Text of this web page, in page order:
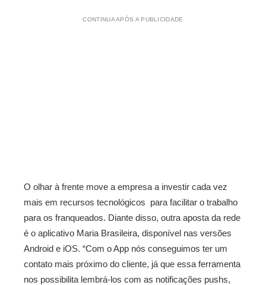
CONTINUA APÓS A PUBLICIDADE
O olhar à frente move a empresa a investir cada vez
mais em recursos tecnológicos para facilitar o trabalho
para os franqueados. Diante disso, outra aposta da rede
é o aplicativo Maria Brasileira, disponível nas versões
Android e iOS. “Com o App nós conseguimos ter um
contato mais próximo do cliente, já que essa ferramenta
nos possibilita lembrá-los com as notificações pushs,